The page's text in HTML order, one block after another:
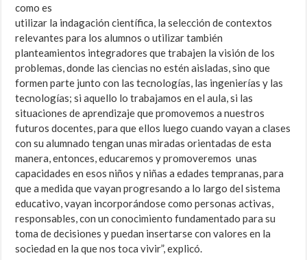
como es
utilizar la indagación científica, la selección de contextos
relevantes para los alumnos o utilizar también
planteamientos integradores que trabajen la visión de los
problemas, donde las ciencias no estén aisladas, sino que
formen parte junto con las tecnologías, las ingenierías y las
tecnologías; si aquello lo trabajamos en el aula, si las
situaciones de aprendizaje que promovemos a nuestros
futuros docentes, para que ellos luego cuando vayan a clases
con su alumnado tengan unas miradas orientadas de esta
manera, entonces, educaremos y promoveremos unas
capacidades en esos niños y niñas a edades tempranas, para
que a medida que vayan progresando a lo largo del sistema
educativo, vayan incorporándose como personas activas,
responsables, con un conocimiento fundamentado para su
toma de decisiones y puedan insertarse con valores en la
sociedad en la que nos toca vivir”, explicó.